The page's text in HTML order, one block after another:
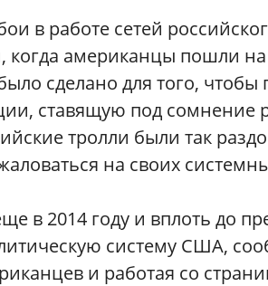
в работе сетей
когда американцы пошли
сделано для того,
ставящую под сомнение
тролли были так
на своих
в 2014 году и вплоть до
систему США,
и работая со